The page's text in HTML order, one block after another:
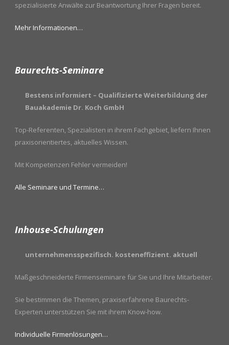
spezialisierte Anwälte zur Beantwortung Ihrer Fragen bereit.
Mehr Informationen…
Baurechts-Seminare
Bestens informiert – Qualifizierte Weiterbildung der
Bauakademie Dr. Koch GmbH
Top-Referenten, Spezialisten in ihrem Fachgebiet, liefern Ihnen
praxisorientiertes, aktuelles Wissen.
Mit Kompetenzen Fehler vermeiden!
Alle Seminare und Termine…
Inhouse-Schulungen
unternehmensspezifisch. kosteneffizient. aktuell
Maßgeschneiderte Firmenseminare für Sie und Ihre Mitarbeiter.
Sie bestimmen die Themen, praxiserfahrene Baurechts-
Experten unterstützen Sie mit ihrem Know-how.
Individuelle Firmenlösungen…